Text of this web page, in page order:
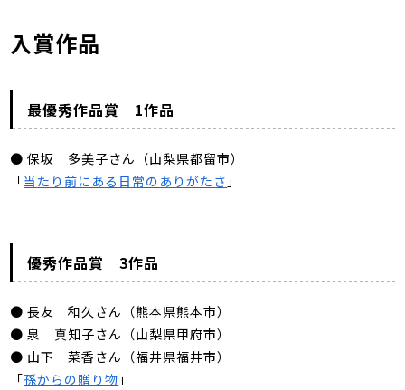
入賞作品
最優秀作品賞 1作品
● 保坂 多美子さん（山梨県都留市）
「当たり前にある日常のありがたさ 」
優秀作品賞 3作品
● 長友 和久さん（熊本県熊本市）
● 泉 真知子さん（山梨県甲府市）
● 山下 菜香さん（福井県福井市）
「孫からの贈り物 」